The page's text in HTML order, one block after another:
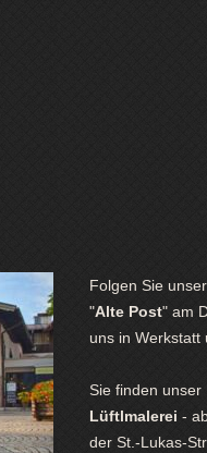
Folgen Sie
"Alte Post" am
uns in Werkstatt
Sie finden unser
Lüftlmalerei -
der St.-Lukas-